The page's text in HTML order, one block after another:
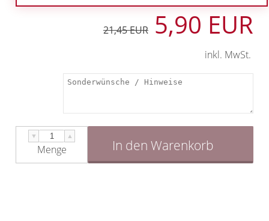
21,45 EUR 5,90 EUR
inkl. MwSt.
▼ ▲
Menge In den Warenkorb